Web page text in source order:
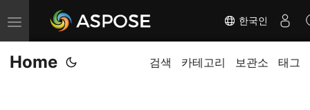
내
비
게
한국인
Home 검색 카테고리 보관소 태그